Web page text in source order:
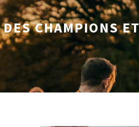
CHAMPIONS ET